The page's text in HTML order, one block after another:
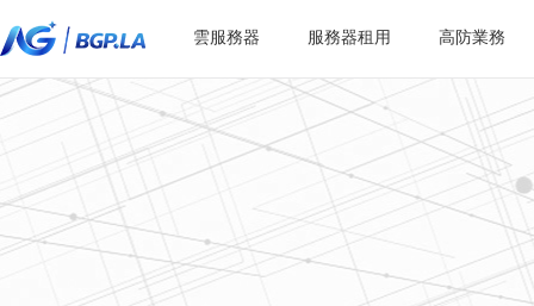
雲服務器 服務器租用 高防業務